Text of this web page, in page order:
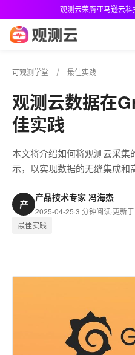
观测云荣膺亚马逊云
可观测学堂 最佳实践
观测云数据在
佳实践
本文将介绍如何将观测云采集
示，以实现数据的无缝集成和
产
产品技术专家 冯海杰
2025-04-25·3 分钟阅读·更新
最佳实践